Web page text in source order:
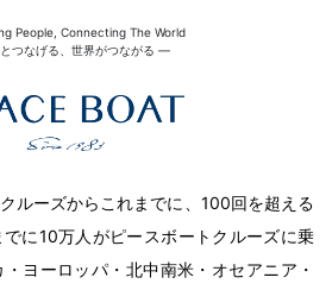
People, Connecting The World
つなげる、世界がつながる ―
ルーズからこれまでに、100回を超える
に10万人がピースボートクルーズに乗
ヨーロッパ・北中南米・オセアニア・